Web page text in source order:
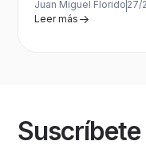
Juan Miguel Florido 27/
Leer más